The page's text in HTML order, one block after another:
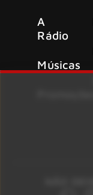
A
Rádio
Músicas